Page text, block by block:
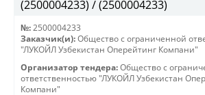
(2500004233) / (2500004233)
№: 2500004233
Заказчик(и): Общество с ограниченной
"ЛУКОЙЛ Узбекистан Оперейтинг Компани"
Организатор тендера: Общество с
ответственностью "ЛУКОЙЛ Узбекистан
Компани"